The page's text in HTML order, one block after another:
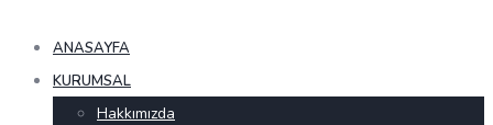
ANASAYFA
KURUMSAL
Hakkımızda